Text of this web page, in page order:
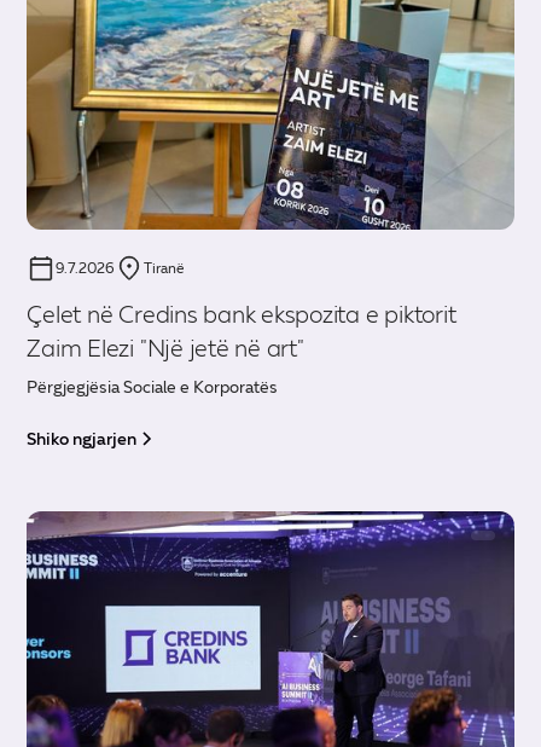
9.7.2026 Tiranë
Çelet në Credins bank ekspozita e piktorit
Zaim Elezi "Një jetë në art"
Përgjegjësia Sociale e Korporatës
Shiko ngjarjen